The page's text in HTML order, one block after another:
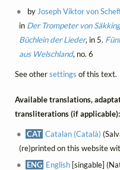
by Joseph Viktor von
in Der Trompeter von
Büchlein der Lieder, in 5.
aus Welschland, no. 6
See othersettings of this text.
Available translations,
transliterations (if applicable):
CAT Catalan (Català)
(re)printed on this website
ENG English [singable]